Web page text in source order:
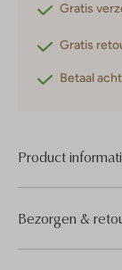
Gratis
Gratis
Betaal
Product
Bezorgen &